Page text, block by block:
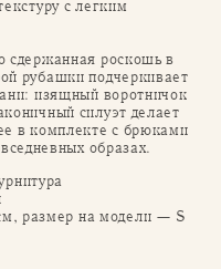
с легким
сдержанная роскошь в
рубашки подчеркивает
изящный воротничок
силуэт делает
в комплекте с брюками
образах.
размер на модели — S